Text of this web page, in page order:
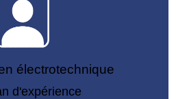
électrotechnique
d'expérience